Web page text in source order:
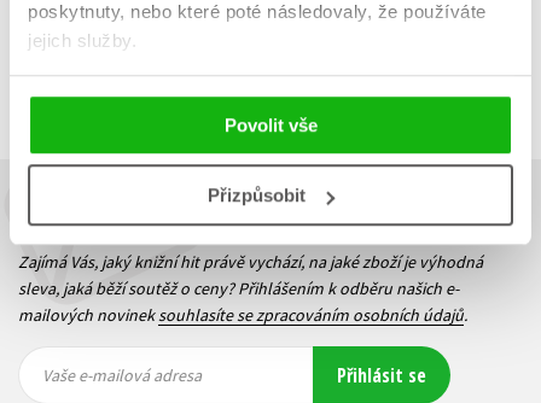
poskytnuty, nebo které poté následovaly, že používáte
jejich služby.
Povolit vše
Přizpůsobit
Zobrazuji 1 až 2 z celkem 2 záznamů
Předchozí 1 Další
Budete to vědět jako první!
Zajímá Vás, jaký knižní hit právě vychází, na jaké zboží je výhodná
sleva, jaká běží soutěž o ceny? Přihlášením k odběru našich e-
mailových novineksouhlasíte se zpracováním osobních údajů.
mailová
mailová
Vaše e-mailová adresa Přihlásit se